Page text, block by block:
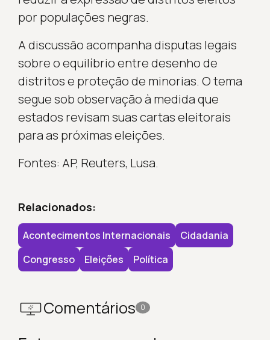
por populações negras.
A discussão acompanha disputas legais
sobre o equilíbrio entre desenho de
distritos e proteção de minorias. O tema
segue sob observação à medida que
estados revisam suas cartas eleitorais
para as próximas eleições.
Fontes: AP, Reuters, Lusa.
Relacionados:
Acontecimentos Internacionais
Cidadania
Congresso
Eleições Política
Comentários 0